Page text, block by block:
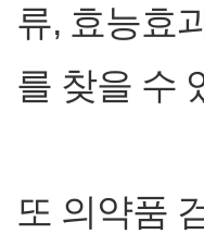
류, 효능효
를 찾을 수
또 의약품